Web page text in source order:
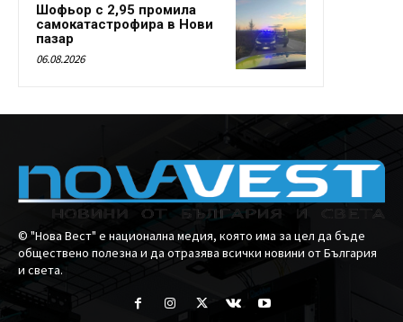
Шофьор с 2,95 промила
самокатастрофира в Нови
пазар
06.08.2026
© "Нова Вест" е национална медия, която има за цел да бъде
обществено полезна и да отразява всички новини от България
и света.